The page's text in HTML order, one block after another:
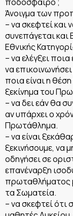
Άνοιγμα των
– να σκεφτεί και
συνεπάγεται
Εθνικής
– να ελέγξει
να
ποια είναι η
ξεκίνημα του
– να δει εάν θα
αν υπάρχει ο
Πρωτάθλημα.
– να είναι
ξεκινήσουμε, να
οδηγήσει σε
επανέναρξη
πρωταθλήματος
τα Σωματεία.
– να σκεφτεί